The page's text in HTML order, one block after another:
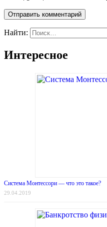
Найти:
Интересное
Система Монтессори — что это такое?
29.04.2019